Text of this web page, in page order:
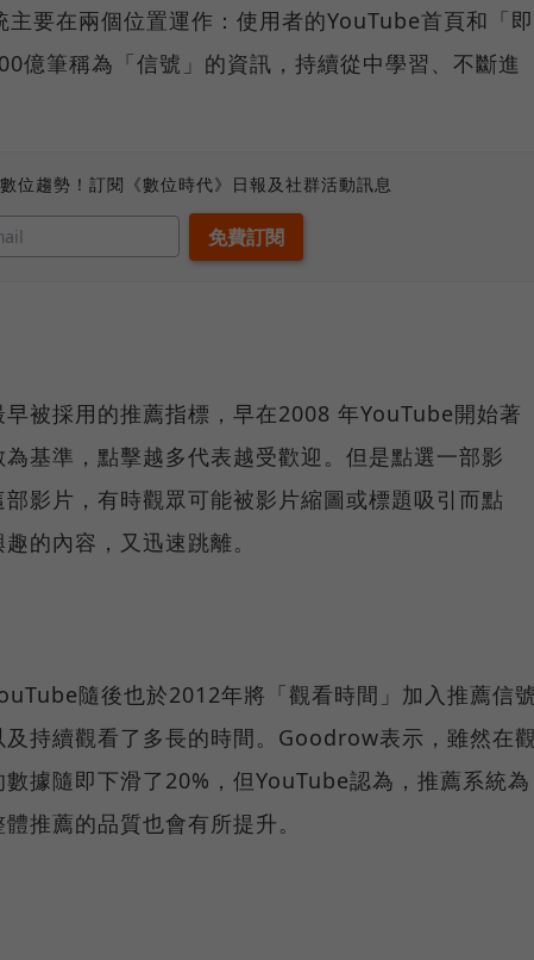
要在兩個位置運作：使用者的YouTube首頁和「即
億筆稱為「信號」的資訊，持續從中學習、不斷進
位趨勢！訂閱《數位時代》日報及社群活動訊息
被採用的推薦指標，早在2008 年YouTube開始著
基準，點擊越多代表越受歡迎。但是點選一部影
影片，有時觀眾可能被影片縮圖或標題吸引而點
的內容，又迅速跳離。
隨後也於2012年將「觀看時間」加入推薦信
持續觀看了多長的時間。Goodrow表示，雖然在
據隨即下滑了20%，但YouTube認為，推薦系統為
推薦的品質也會有所提升。